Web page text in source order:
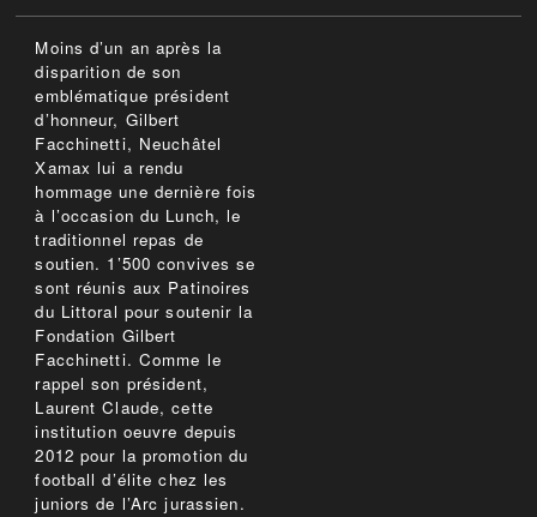
Moins d’un an après la
disparition de son
emblématique président
d’honneur, Gilbert
Facchinetti, Neuchâtel
Xamax lui a rendu
hommage une dernière fois
à l’occasion du Lunch, le
traditionnel repas de
soutien. 1’500 convives se
sont réunis aux Patinoires
du Littoral pour soutenir la
Fondation Gilbert
Facchinetti. Comme le
rappel son président,
Laurent Claude, cette
institution oeuvre depuis
2012 pour la promotion du
football d’élite chez les
juniors de l’Arc jurassien.